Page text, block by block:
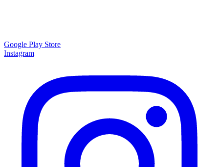
Google Play Store
Instagram